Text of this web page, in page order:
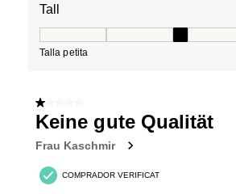
Tall
Talla petita
1 de 5 estrelles.
Keine gute Qualität
Frau Kaschmir
COMPRADOR VERIFICAT